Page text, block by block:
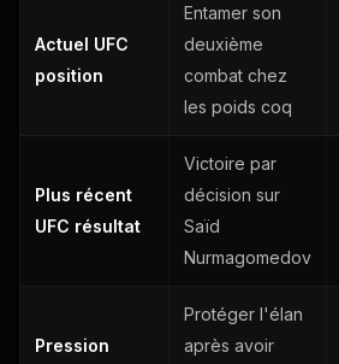
Actuel UFC
position
Entamer son
deuxième
combat chez
les poids coq
Plus récent
UFC résultat
Victoire par
décision sur
Saïd
Nurmagomedov
Pression
Protéger l'élan
après avoir